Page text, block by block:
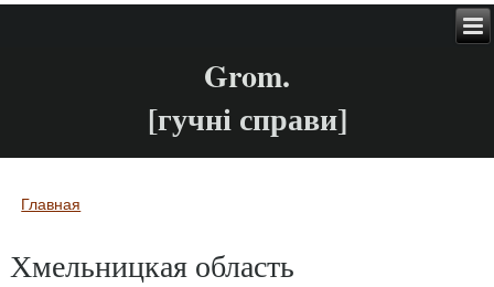
Grom.
[гучні справи]
Вы здесь
Главная
Хмельницкая область